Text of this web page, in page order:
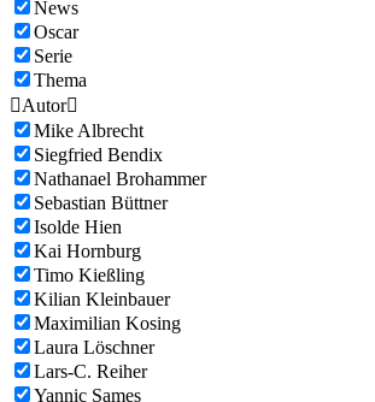
News
Oscar
Serie
Thema
Autor
Mike Albrecht
Siegfried Bendix
Nathanael Brohammer
Sebastian Büttner
Isolde Hien
Kai Hornburg
Timo Kießling
Kilian Kleinbauer
Maximilian Kosing
Laura Löschner
Lars-C. Reiher
Yannic Sames